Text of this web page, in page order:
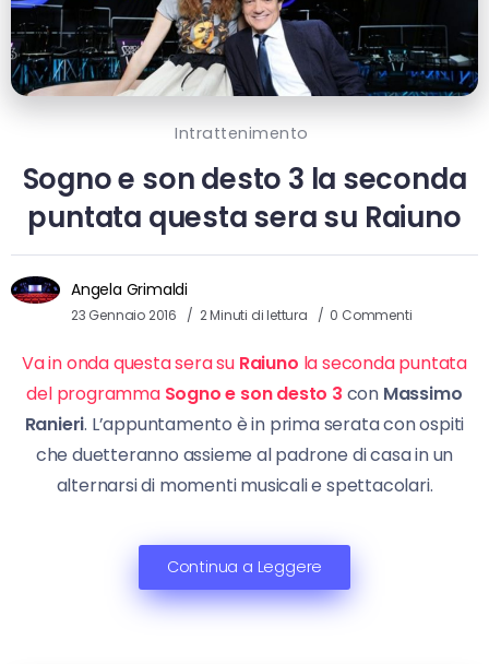
Intrattenimento
Sogno e son desto 3 la seconda
puntata questa sera su Raiuno
Angela Grimaldi
23 Gennaio 2016 2 Minuti di lettura 0 Commenti
Va in onda questa sera su Raiuno la seconda puntata
del programma Sogno e son desto 3 con Massimo
Ranieri. L’appuntamento è in prima serata con ospiti
che duetteranno assieme al padrone di casa in un
alternarsi di momenti musicali e spettacolari.
Continua a Leggere